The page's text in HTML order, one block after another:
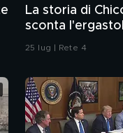
La storia di
sconta
omicidio
25 lug | Rete 4